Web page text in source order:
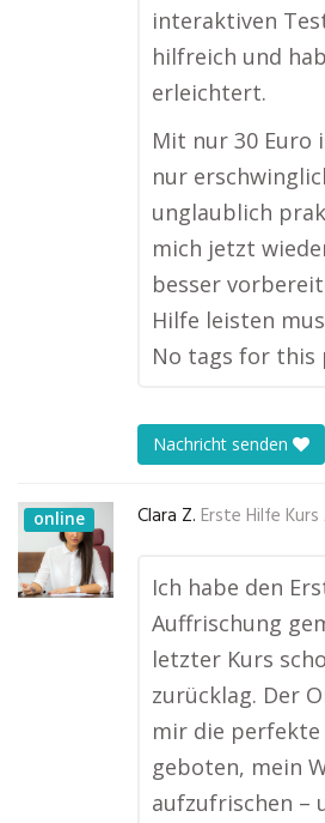
interaktiven
hilfreich und
erleichtert.
Mit nur 30 Euro
nur
unglaublich
mich jetzt
besser
Hilfe leisten
No tags for this
Nachricht senden
online Clara Z. Erste Hilfe
Ich habe den
Auffrischung
letzter Kurs
zurücklag. Der
mir die perfekte
geboten, mein
aufzufrischen –